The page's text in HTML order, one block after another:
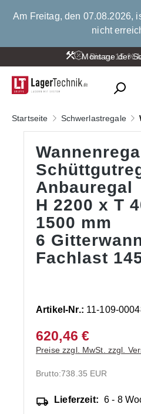
springen
Am Freitag, den 07.08.2026,
nicht
Bis zu 15 %
Montage der
Startseite Schwerlastregale
Anbauregal
H 2200 x T
1500 mm
6
Fachlast
Artikel-Nr.: 11-109-
620,46 €
Preise zzgl. MwSt. zzgl.
Brutto:738.35 EUR
Lieferzeit: 6 - 8